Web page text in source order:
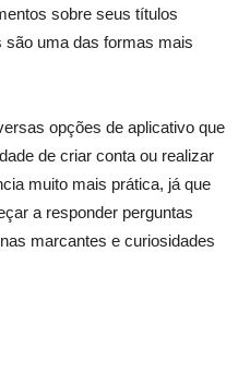
sobre seus títulos
uma das formas mais
opções de aplicativo que
de criar conta ou realizar
muito mais prática, já que
a responder perguntas
marcantes e curiosidades